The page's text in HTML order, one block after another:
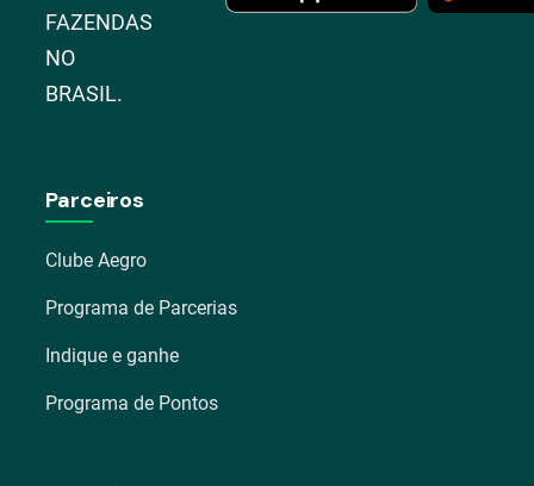
FAZENDAS
NO
BRASIL.
Parceiros
Clube Aegro
Programa de Parcerias
Indique e ganhe
Programa de Pontos